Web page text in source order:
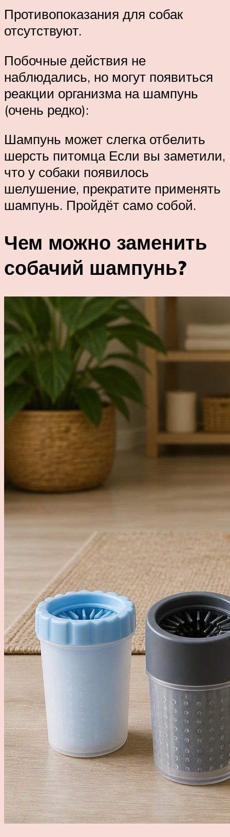
Противопоказания для собак
отсутствуют.
Побочные действия не
наблюдались, но могут появиться
реакции организма на шампунь
(очень редко):
Шампунь может слегка отбелить
шерсть питомца Если вы заметили,
что у собаки появилось
шелушение, прекратите применять
шампунь. Пройдёт само собой.
Чем можно заменить
собачий шампунь?